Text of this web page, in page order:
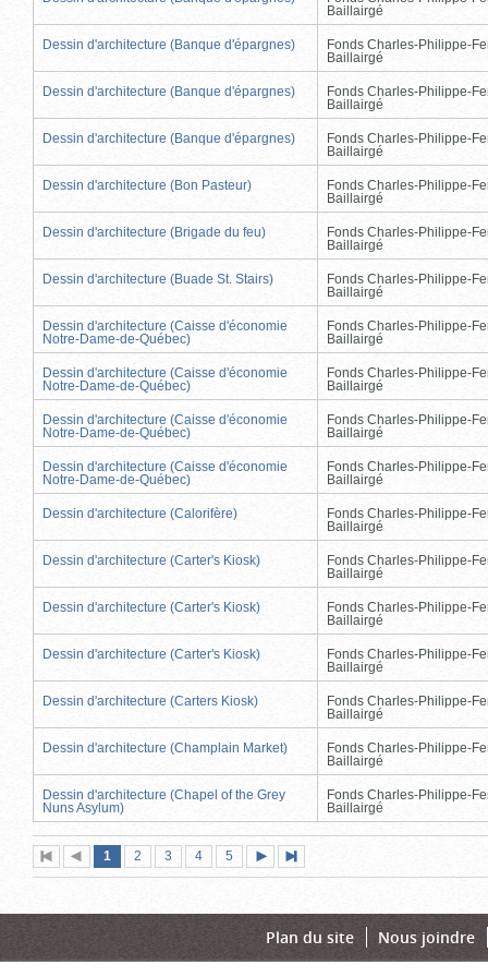
Baillairgé
Dessin d'architecture (Banque d'épargnes)
Fonds Charles-Philippe-
Baillairgé
Dessin d'architecture (Banque d'épargnes)
Fonds Charles-Philippe-
Baillairgé
Dessin d'architecture (Banque d'épargnes)
Fonds Charles-Philippe-
Baillairgé
Dessin d'architecture (Bon Pasteur)
Fonds Charles-Philippe-
Baillairgé
Dessin d'architecture (Brigade du feu)
Fonds Charles-Philippe-
Baillairgé
Dessin d'architecture (Buade St. Stairs)
Fonds Charles-Philippe-
Baillairgé
Dessin d'architecture (Caisse d'économie
Notre-Dame-de-Québec)
Fonds Charles-Philippe-
Baillairgé
Dessin d'architecture (Caisse d'économie
Notre-Dame-de-Québec)
Fonds Charles-Philippe-
Baillairgé
Dessin d'architecture (Caisse d'économie
Notre-Dame-de-Québec)
Fonds Charles-Philippe-
Baillairgé
Dessin d'architecture (Caisse d'économie
Notre-Dame-de-Québec)
Fonds Charles-Philippe-
Baillairgé
Dessin d'architecture (Calorifère)
Fonds Charles-Philippe-
Baillairgé
Dessin d'architecture (Carter's Kiosk)
Fonds Charles-Philippe-
Baillairgé
Dessin d'architecture (Carter's Kiosk)
Fonds Charles-Philippe-
Baillairgé
Dessin d'architecture (Carter's Kiosk)
Fonds Charles-Philippe-
Baillairgé
Dessin d'architecture (Carters Kiosk)
Fonds Charles-Philippe-
Baillairgé
Dessin d'architecture (Champlain Market)
Fonds Charles-Philippe-
Baillairgé
Dessin d'architecture (Chapel of the Grey
Nuns Asylum)
Fonds Charles-Philippe-
Baillairgé
Première
page
Page
précédente
Page
1 (page
actuelle)
Page
2 Page
3 Page
4 Page
5
suivante
page
Plan du site Nous joindre